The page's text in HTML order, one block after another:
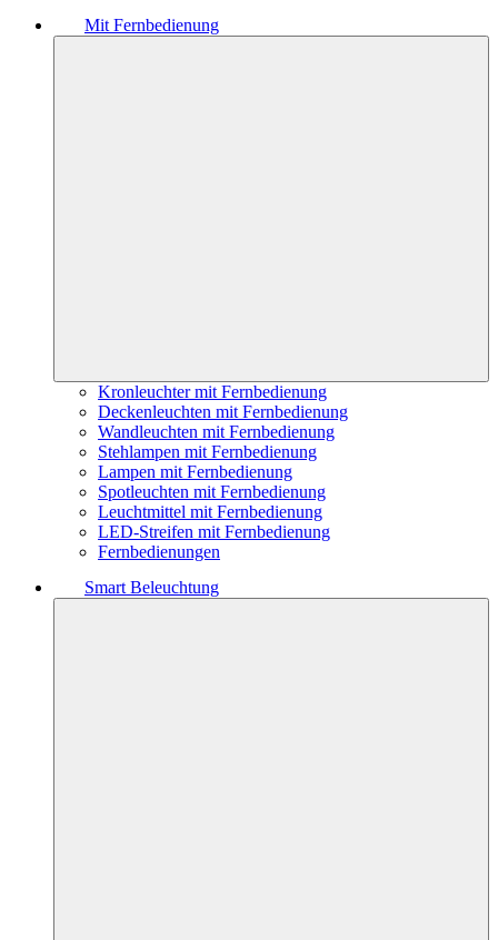
Mit Fernbedienung
Kronleuchter mit Fernbedienung
Deckenleuchten mit Fernbedienung
Wandleuchten mit Fernbedienung
Stehlampen mit Fernbedienung
Lampen mit Fernbedienung
Spotleuchten mit Fernbedienung
Leuchtmittel mit Fernbedienung
LED-Streifen mit Fernbedienung
Fernbedienungen
Smart Beleuchtung